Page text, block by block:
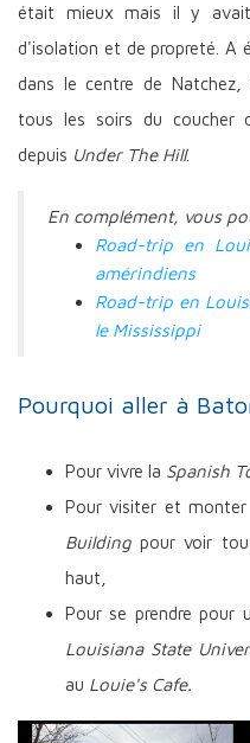
était mieux mais il y avait
d'isolation et de propreté. A
dans le centre de
tous les soirs du coucher
depuis Under The Hill.
En complément, vous
Road-trip en
amérindiens
Road-trip en
le Mississippi
Pourquoi aller à
Pour vivre la Spanish
Pour visiter et
Buildingpour voir
haut,
Pour se prendre pour
Louisiana State
au Louie's Cafe.